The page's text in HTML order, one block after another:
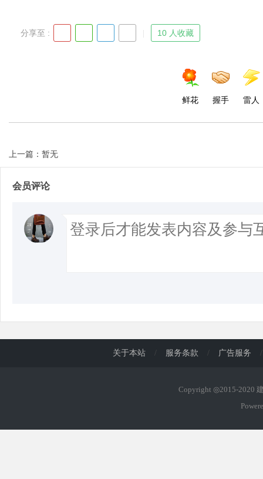
分享至 : 10 人收藏
鲜花 握手 雷人
上一篇：暂无
会员评论
关于本站 / 服务条款 / 广告服务 /
Copyright ◎2015-2020